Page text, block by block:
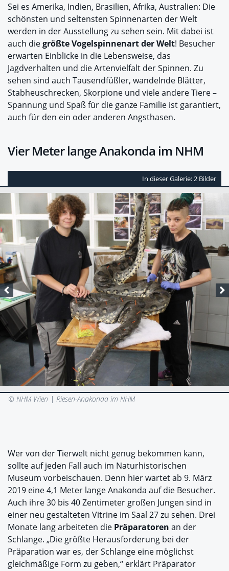
Sei es Amerika, Indien, Brasilien, Afrika, Australien: Die
schönsten und seltensten Spinnenarten der Welt
werden in der Ausstellung zu sehen sein. Mit dabei ist
auch diegrößte Vogelspinnenart der Welt! Besucher
erwarten Einblicke in die Lebensweise, das
Jagdverhalten und die Artenvielfalt der Spinnen. Zu
sehen sind auch Tausendfüßler, wandelnde Blätter,
Stabheuschrecken, Skorpione und viele andere Tiere –
Spannung und Spaß für die ganze Familie ist garantiert,
auch für den ein oder anderen Angsthasen.
Vier Meter lange Anakonda im NHM
In dieser Galerie: 2 Bilder
© NHM Wien | Riesen-Anakonda im NHM
Wer von der Tierwelt nicht genug bekommen kann,
sollte auf jeden Fall auch im Naturhistorischen
Museum vorbeischauen. Denn hier wartet ab 9. März
2019 eine 4,1 Meter lange Anakonda auf die Besucher.
Auch ihre 30 bis 40 Zentimeter großen Jungen sind in
einer neu gestalteten Vitrine im Saal 27 zu sehen. Drei
Monate lang arbeiteten die Präparatoren an der
Schlange. „Die größte Herausforderung bei der
Präparation war es, der Schlange eine möglichst
gleichmäßige Form zu geben,“ erklärt Präparator